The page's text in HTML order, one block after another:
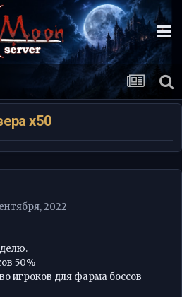
х50
2022
50%
игроков для фарма боссов